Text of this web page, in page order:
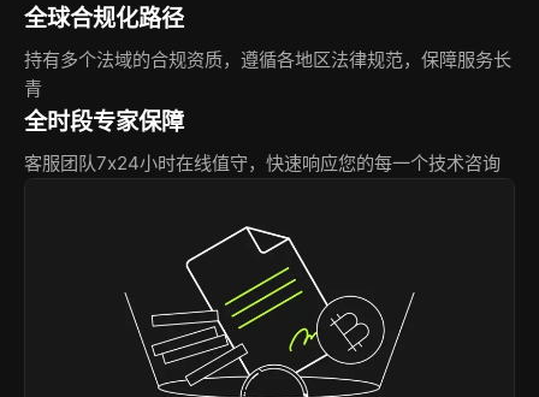
全球合规化路径
持有多个法域的合规资质，遵循各地区法律规范，保障服务长
青
全时段专家保障
客服团队7x24小时在线值守，快速响应您的每一个技术咨询